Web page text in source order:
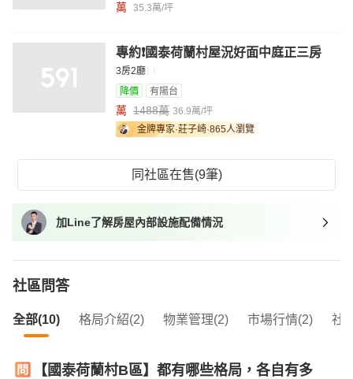
萬 35.3萬/坪
專約❗國泰荷蘭村屋況好面中庭正三房
3房2廳
降價
有陽台
萬 1488萬 36.9萬/坪
金牌專家·莊子崎·865人瀏覽
同社區在售(9筆)
加Line了解房屋內部設施配備情況
社區問答
全部(10) 格局介紹(2) 物業管理(2) 市場行情(2) 社
【國泰荷蘭村B區】都有哪些格局，各自有多